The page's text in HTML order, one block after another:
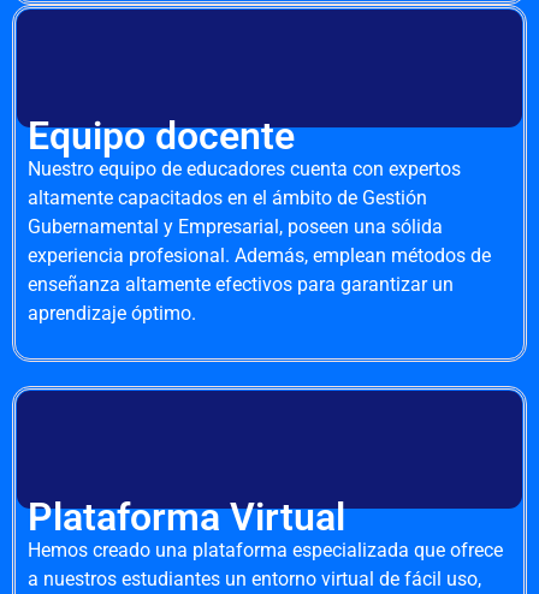
Equipo docente
Nuestro equipo de educadores cuenta con expertos
altamente capacitados en el ámbito de Gestión
Gubernamental y Empresarial, poseen una sólida
experiencia profesional. Además, emplean métodos de
enseñanza altamente efectivos para garantizar un
aprendizaje óptimo.
Plataforma Virtual
Hemos creado una plataforma especializada que ofrece
a nuestros estudiantes un entorno virtual de fácil uso,